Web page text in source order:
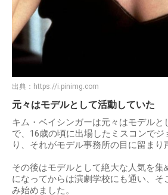
出典： https://i.pinimg.com
元々はモデルとして活動していた
キム・ベイシンガーは元々はモデルと
で、16歳の頃に出場したミスコンでジ
り、それがモデル事務所の目に留まり
その後はモデルとして絶大な人気を集
になってからは演劇学校にも通い、そ
み始めました。